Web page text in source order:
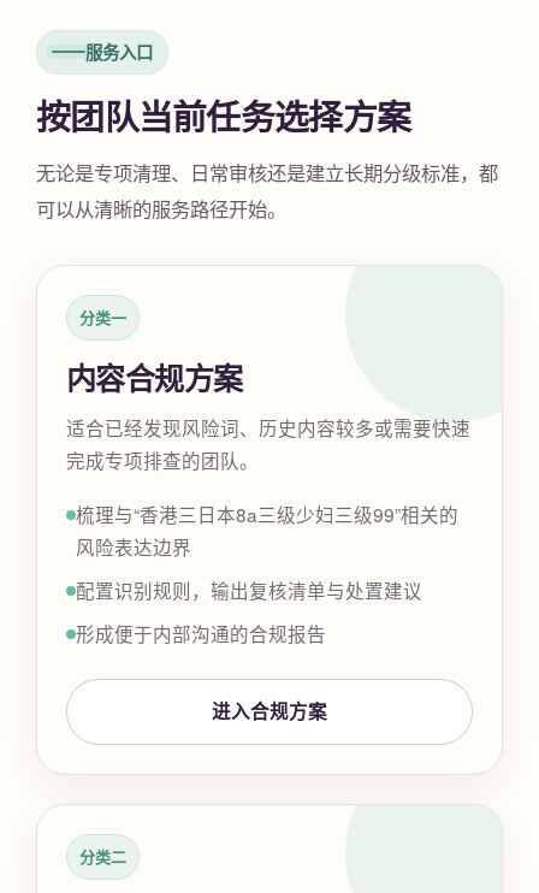
服务入口
按团队当前任务选择方案
无论是专项清理、日常审核还是建立长期分级标准，都
可以从清晰的服务路径开始。
分类一
内容合规方案
适合已经发现风险词、历史内容较多或需要快速
完成专项排查的团队。
梳理与“香港三日本8a三级少妇三级99”相关的
风险表达边界
配置识别规则，输出复核清单与处置建议
形成便于内部沟通的合规报告
进入合规方案
分类二